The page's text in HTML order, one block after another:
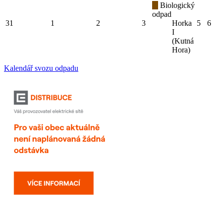
31 1 2 3
Biologický
odpad
Horka
I
(Kutná
Hora)
5 6
Kalendář svozu odpadu